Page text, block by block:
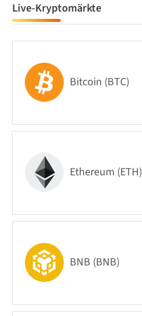
Live-Kryptomärkte
Bitcoin (BTC)
Ethereum (ETH)
BNB (BNB)